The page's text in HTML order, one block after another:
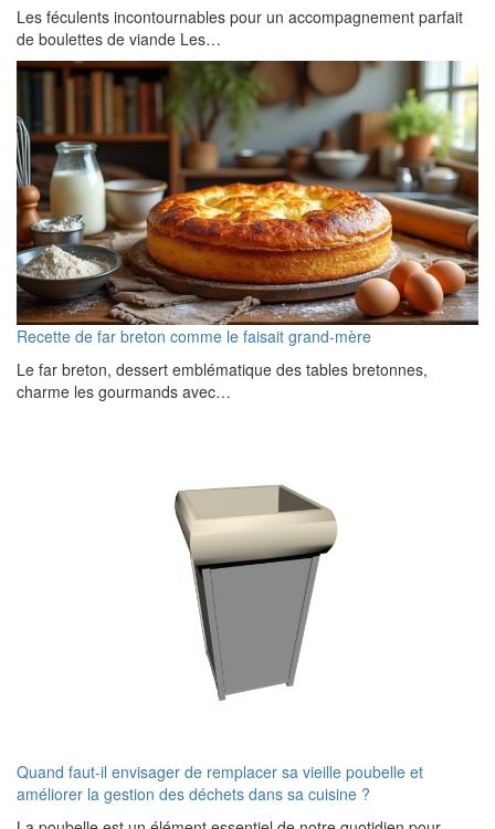
Les féculents incontournables pour un accompagnement parfait
de boulettes de viande Les…
Recette de far breton comme le faisait grand-mère
Le far breton, dessert emblématique des tables bretonnes,
charme les gourmands avec…
Quand faut-il envisager de remplacer sa vieille poubelle et
améliorer la gestion des déchets dans sa cuisine ?